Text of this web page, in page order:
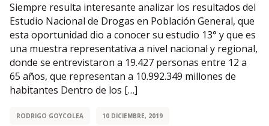
Siempre resulta interesante analizar los resultados del
Estudio Nacional de Drogas en Población General, que
esta oportunidad dio a conocer su estudio 13° y que es
una muestra representativa a nivel nacional y regional,
donde se entrevistaron a 19.427 personas entre 12 a
65 años, que representan a 10.992.349 millones de
habitantes Dentro de los […]
RODRIGO GOYCOLEA 10 DICIEMBRE, 2019